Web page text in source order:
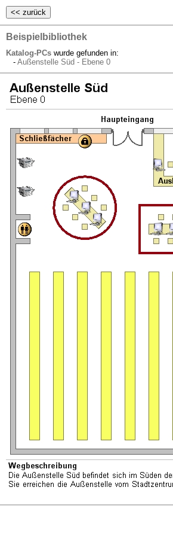
Beispielbibliothek
Katalog-PCs wurde gefunden in:
- Außenstelle Süd - Ebene 0